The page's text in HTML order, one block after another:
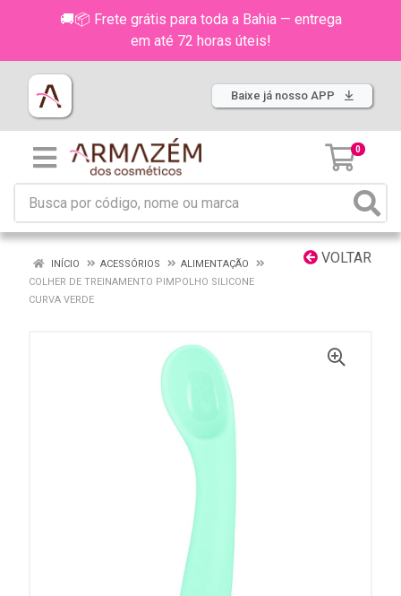
🚚📦 Frete grátis para toda a Bahia — entrega
em até 72 horas úteis!
Baixe já nosso APP
0
VOLTAR
INÍCIO ACESSÓRIOS
ALIMENTAÇÃO
COLHER DE TREINAMENTO PIMPOLHO SILICONE
CURVA VERDE